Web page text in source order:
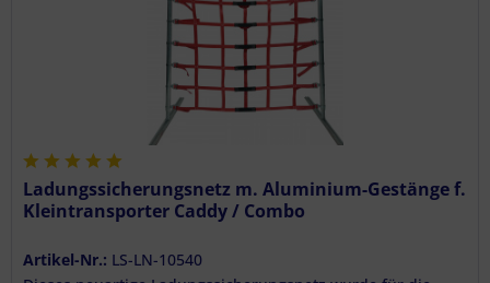
Ladungssicherungsnetz m. Aluminium-Gestänge f.
Kleintransporter Caddy / Combo
Artikel-Nr.: LS-LN-10540